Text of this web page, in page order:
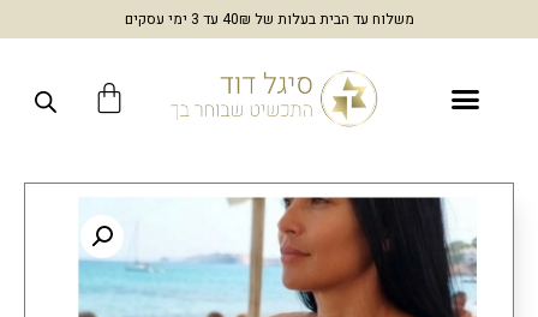
משלוח עד הבית בעלות של 40₪ עד 3 ימי עסקים